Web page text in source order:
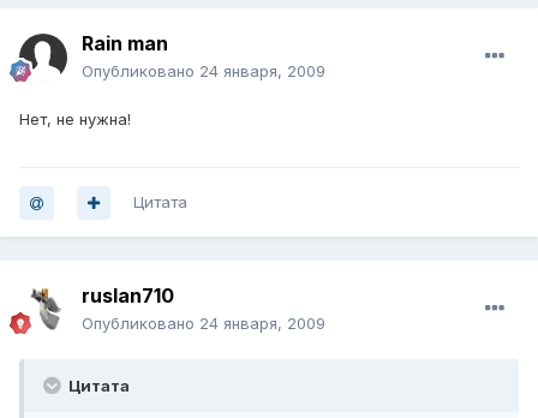
Rain man
Опубликовано 24 января, 2009
Нет, не нужна!
Цитата
ruslan710
Опубликовано 24 января, 2009
Цитата